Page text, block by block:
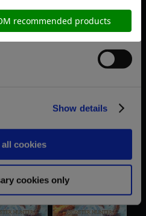
Show details
cookies
cookies only
モンスタ